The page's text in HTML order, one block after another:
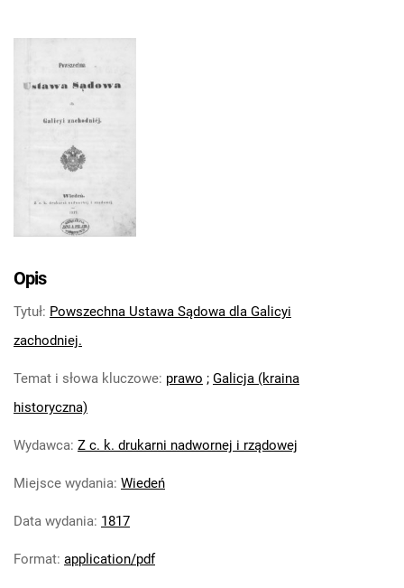
Opis
Tytuł: Powszechna Ustawa Sądowa dla Galicyi
zachodniej.
Temat i słowa kluczowe: prawo ; Galicja (kraina
historyczna)
Wydawca: Z c. k. drukarni nadwornej i rządowej
Miejsce wydania: Wiedeń
Data wydania: 1817
Format: application/pdf